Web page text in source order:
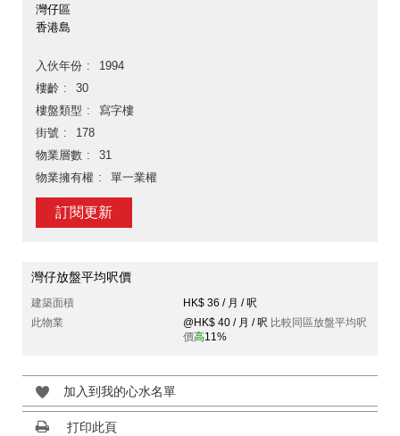
灣仔區
香港島
入伙年份
1994
樓齡
30
樓盤類型
寫字樓
街號
178
物業層數
31
物業擁有權
單一業權
訂閱更新
灣仔放盤平均呎價
建築面積
HK$ 36 / 月 / 呎
此物業
@HK$ 40 / 月 / 呎 比較同區放盤平均呎
價高11%
加入到我的心水名單
打印此頁